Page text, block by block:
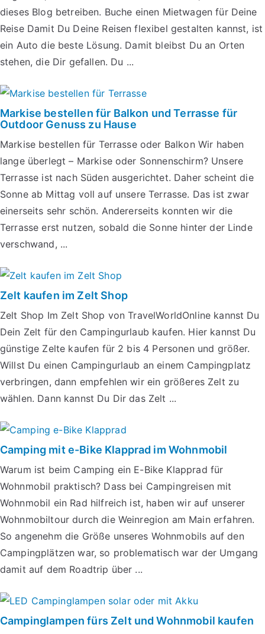
dieses Blog betreiben. Buche einen Mietwagen für Deine
Reise Damit Du Deine Reisen flexibel gestalten kannst, ist
ein Auto die beste Lösung. Damit bleibst Du an Orten
stehen, die Dir gefallen. Du ...
Markise bestellen für Balkon und Terrasse für
Outdoor Genuss zu Hause
Markise bestellen für Terrasse oder Balkon Wir haben
lange überlegt – Markise oder Sonnenschirm? Unsere
Terrasse ist nach Süden ausgerichtet. Daher scheint die
Sonne ab Mittag voll auf unsere Terrasse. Das ist zwar
einerseits sehr schön. Andererseits konnten wir die
Terrasse erst nutzen, sobald die Sonne hinter der Linde
verschwand, ...
Zelt kaufen im Zelt Shop
Zelt Shop Im Zelt Shop von TravelWorldOnline kannst Du
Dein Zelt für den Campingurlaub kaufen. Hier kannst Du
günstige Zelte kaufen für 2 bis 4 Personen und größer.
Willst Du einen Campingurlaub an einem Campingplatz
verbringen, dann empfehlen wir ein größeres Zelt zu
wählen. Dann kannst Du Dir das Zelt ...
Camping mit e-Bike Klapprad im Wohnmobil
Warum ist beim Camping ein E-Bike Klapprad für
Wohnmobil praktisch? Dass bei Campingreisen mit
Wohnmobil ein Rad hilfreich ist, haben wir auf unserer
Wohnmobiltour durch die Weinregion am Main erfahren.
So angenehm die Größe unseres Wohnmobils auf den
Campingplätzen war, so problematisch war der Umgang
damit auf dem Roadtrip über ...
Campinglampen fürs Zelt und Wohnmobil kaufen